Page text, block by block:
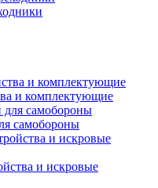
и комплектующие
самобороны
и искровые